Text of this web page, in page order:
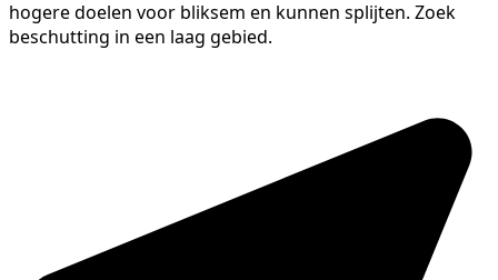
hogere doelen voor bliksem en kunnen splijten. Zoek
beschutting in een laag gebied.